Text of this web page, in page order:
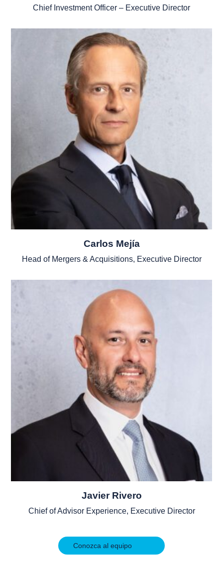
Chief Investment Officer – Executive Director
Carlos Mejía
Head of Mergers & Acquisitions, Executive Director
Javier Rivero
Chief of Advisor Experience, Executive Director
Conozca al equipo